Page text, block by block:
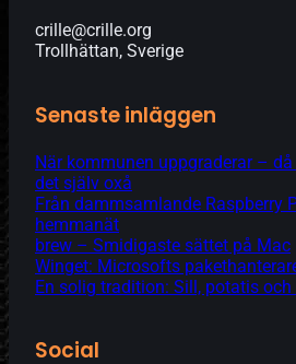
crille@crille.org
Trollhättan, Sverige
Senaste inläggen
När kommunen uppgraderar –
det själv oxå
Från dammsamlande Raspberry
hemmanät
brew – Smidigaste sättet på Mac
Winget: Microsofts
En solig tradition: Sill, potatis
Social